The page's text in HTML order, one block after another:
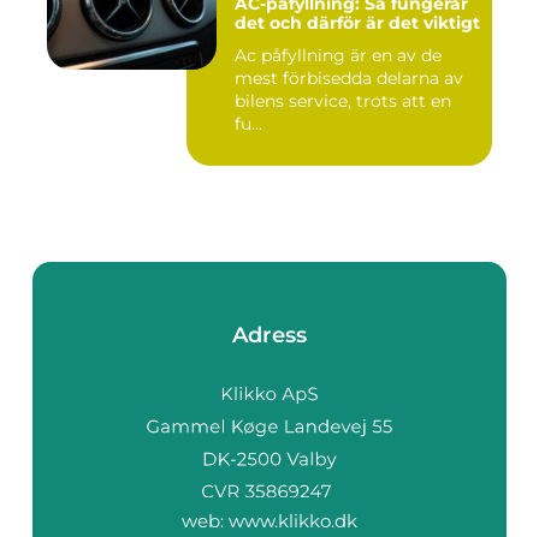
det och därför är det viktigt
Ac påfyllning är en av de
mest förbisedda delarna av
bilens service, trots att en
fu...
Adress
web: www.klikko.dk